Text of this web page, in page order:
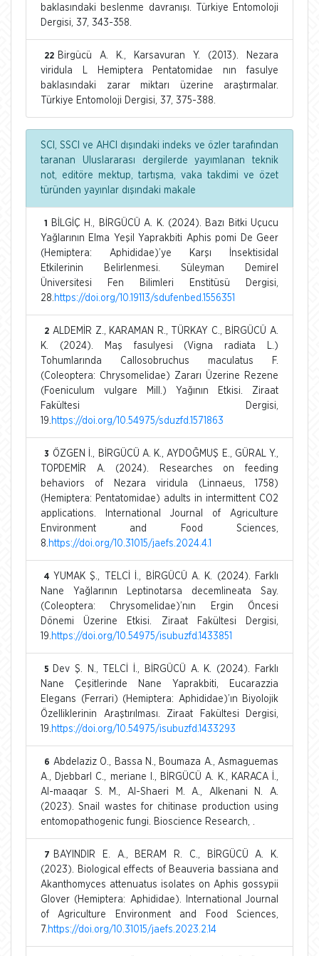
baklasındaki beslenme davranışı. Türkiye Entomoloji
Dergisi, 37, 343-358.
22 Birgücü A. K., Karsavuran Y. (2013). Nezara
viridula L Hemiptera Pentatomidae nın fasulye
baklasındaki zarar miktarı üzerine araştırmalar.
Türkiye Entomoloji Dergisi, 37, 375-388.
SCI, SSCI ve AHCI dışındaki indeks ve özler tarafından
taranan Uluslararası dergilerde yayımlanan teknik
not, editöre mektup, tartışma, vaka takdimi ve özet
türünden yayınlar dışındaki makale
1
BİLGİÇ H., BİRGÜCÜ A. K. (2024). Bazı Bitki Uçucu
Yağlarının Elma Yeşil Yaprakbiti Aphis pomi De Geer
(Hemiptera: Aphididae)’ye Karşı İnsektisidal
Etkilerinin Belirlenmesi. Süleyman Demirel
Üniversitesi Fen Bilimleri Enstitüsü Dergisi,
28. https://doi.org/10.19113/sdufenbed.1556351
2 ALDEMİR Z., KARAMAN R., TÜRKAY C., BİRGÜCÜ A.
K. (2024). Maş fasulyesi (Vigna radiata L.)
Tohumlarında Callosobruchus maculatus F.
(Coleoptera: Chrysomelidae) Zararı Üzerine Rezene
(Foeniculum vulgare Mill.) Yağının Etkisi. Ziraat
Fakültesi Dergisi,
19. https://doi.org/10.54975/sduzfd.1571863
3 ÖZGEN İ., BİRGÜCÜ A. K., AYDOĞMUŞ E., GÜRAL Y.,
TOPDEMİR A. (2024). Researches on feeding
behaviors of Nezara viridula (Linnaeus, 1758)
(Hemiptera: Pentatomidae) adults in intermittent CO2
applications. International Journal of Agriculture
Environment and Food Sciences,
8. https://doi.org/10.31015/jaefs.2024.4.1
4 YUMAK Ş., TELCİ İ., BİRGÜCÜ A. K. (2024). Farklı
Nane Yağlarının Leptinotarsa decemlineata Say.
(Coleoptera: Chrysomelidae)’nın Ergin Öncesi
Dönemi Üzerine Etkisi. Ziraat Fakültesi Dergisi,
19. https://doi.org/10.54975/isubuzfd.1433851
5
Dev Ş. N., TELCİ İ., BİRGÜCÜ A. K. (2024). Farklı
Nane Çeşitlerinde Nane Yaprakbiti, Eucarazzia
Elegans (Ferrari) (Hemiptera: Aphididae)’ın Biyolojik
Özelliklerinin Araştırılması. Ziraat Fakültesi Dergisi,
19. https://doi.org/10.54975/isubuzfd.1433293
6 Abdelaziz O., Bassa N., Boumaza A., Asmaguemas
A., DjebbarI C., meriane I., BİRGÜCÜ A. K., KARACA İ.,
Al-maaqar S. M., Al-Shaeri M. A., Alkenani N. A.
(2023). Snail wastes for chitinase production using
entomopathogenic fungi. Bioscience Research, .
7
BAYINDIR E. A., BERAM R. C., BİRGÜCÜ A. K.
(2023). Biological effects of Beauveria bassiana and
Akanthomyces attenuatus isolates on Aphis gossypii
Glover (Hemiptera: Aphididae). International Journal
of Agriculture Environment and Food Sciences,
7. https://doi.org/10.31015/jaefs.2023.2.14